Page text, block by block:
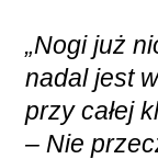
„Nogi już
nadal jest
przy całej
– Nie